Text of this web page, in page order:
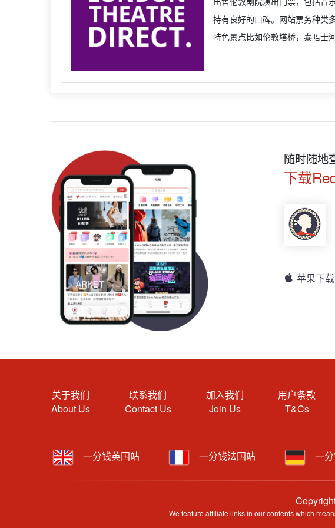
持有良好的口碑。网站票务种类
特色景点比如伦敦塔桥，泰晤士
随时随地
下载
苹果下载
关于我们
About Us
联系我们
Contact Us
加入我们
Join Us
用户条款
T&Cs
一分钱英国站 一分钱法国站 一
We feature affiliate links in our contents which